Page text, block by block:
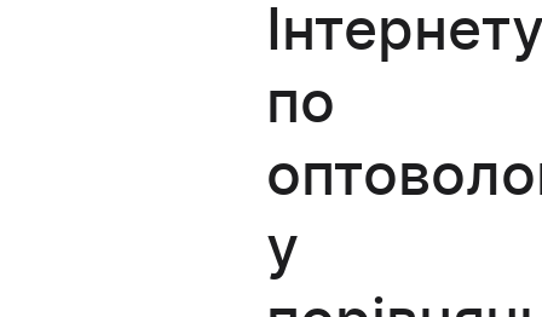
по
у